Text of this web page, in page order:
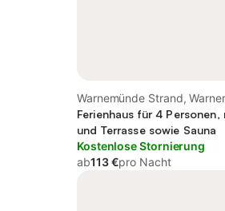
Warnemünde Strand,
Ferienhaus für 4 Personen,
und Terrasse sowie Sauna
Kostenlose Stornierung
ab113 €pro Nacht